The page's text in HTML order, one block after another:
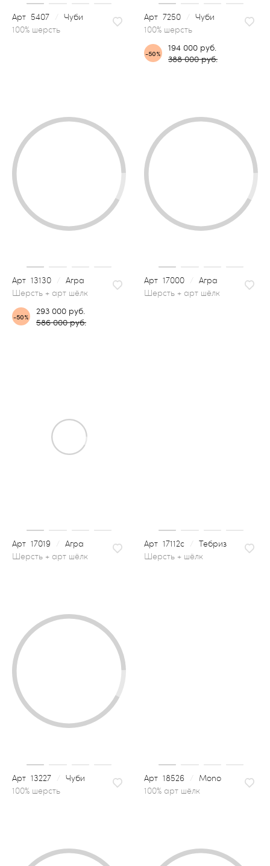
5407 Чуби 7250
Чуби
100% шерсть
-50%
194 000 руб.
388 000 руб.
13130 Агра
-50%
293 000 руб.
586 000 руб.
17000
Агра
шерсть + арт шёлк
17019 Агра 17112с
Тебриз
шерсть + шёлк
13227 Чуби 18526
Mono
100% арт шёлк